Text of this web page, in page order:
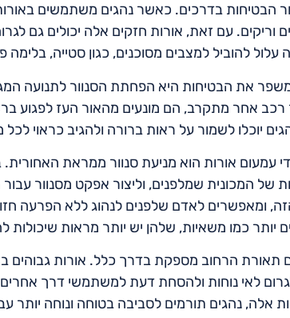
הבטיחות בדרכים. כאשר נהגים משתמשים באורות
וריקים. עם זאת, אורות חזקים אלה יכולים גם
עלול להוביל למצבים מסוכנים, כגון סטייה,
את הבטיחות היא הפחתת הסנוור לתנועה
אחר מתקרב, הם מונעים מהאור העז לפגוע
יוכלו לשמור על ראות ברורה ולהגיב כראוי
עמעום אורות הוא מניעת סנוור ממראת
של המכונית שמלפנים, וליצור אפקט מסנוור
ומאפשרים לאדם שלפנים לנהוג ללא הפרעה
יותר כמו משאיות, שלהן יש יותר מראות שיכולות
תאורת הרחוב מספקת בדרך כלל. אורות גבוהים
לאי נוחות ולהסחת דעת למשתמשי דרך אחרים,
אלה, נהגים תורמים לסביבה בטוחה ונוחה יותר